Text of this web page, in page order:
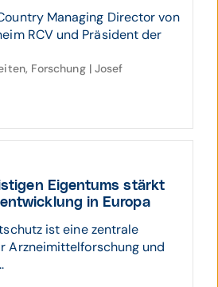
Managing Director von
RCV und Präsident der
Forschung | Josef
Eigen­tums stärkt
in Europa
ist eine zentrale
Arzneimittelforschung und